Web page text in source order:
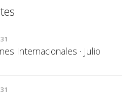
Internacionales · Julio